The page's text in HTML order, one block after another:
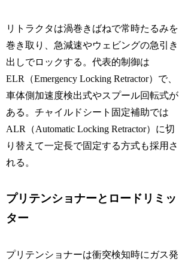
リトラクタは渦巻きばねで常時たるみを
巻き取り、急減速やウェビングの急引き
出しでロックする。代表的制御は
ELR（Emergency Locking Retractor）で、
車体側加速度検出式やスプール回転式が
ある。チャイルドシート固定補助では
ALR（Automatic Locking Retractor）に切
り替えて一定長で固定する方式も採用さ
れる。
プリテンショナーとロードリミッ
ター
プリテンショナーは衝突検知時にガス発